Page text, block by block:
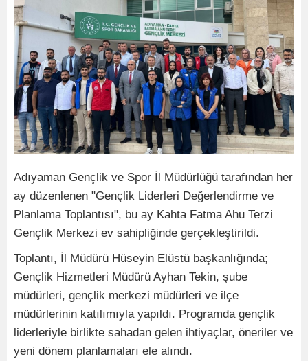
Adıyaman Gençlik ve Spor İl Müdürlüğü tarafından her
ay düzenlenen "Gençlik Liderleri Değerlendirme ve
Planlama Toplantısı", bu ay Kahta Fatma Ahu Terzi
Gençlik Merkezi ev sahipliğinde gerçekleştirildi.
Toplantı, İl Müdürü Hüseyin Elüstü başkanlığında;
Gençlik Hizmetleri Müdürü Ayhan Tekin, şube
müdürleri, gençlik merkezi müdürleri ve ilçe
müdürlerinin katılımıyla yapıldı. Programda gençlik
liderleriyle birlikte sahadan gelen ihtiyaçlar, öneriler ve
yeni dönem planlamaları ele alındı.